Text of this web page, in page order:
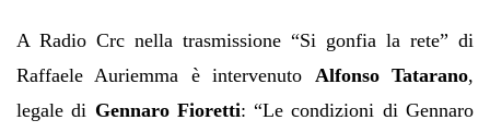
A Radio Crc nella trasmissione “Si gonfia la rete” di
Raffaele Auriemma è intervenuto Alfonso Tatarano,
legale di Gennaro Fioretti: “Le condizioni di Gennaro